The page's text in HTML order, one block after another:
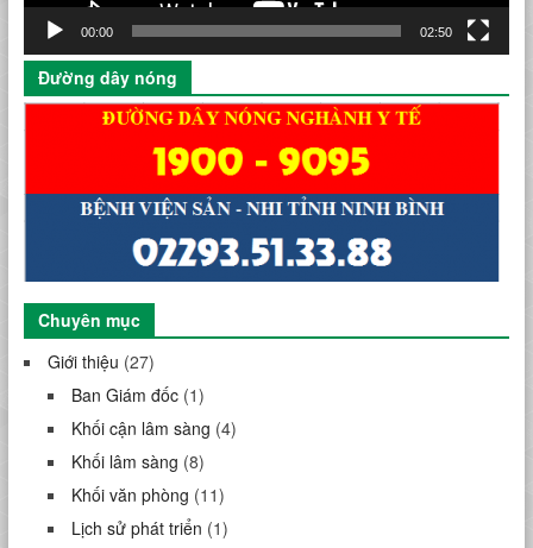
00:00 02:50
Đường dây nóng
Chuyên mục
Giới thiệu (27)
Ban Giám đốc(1)
Khối cận lâm sàng (4)
Khối lâm sàng (8)
Khối văn phòng (11)
Lịch sử phát triển (1)